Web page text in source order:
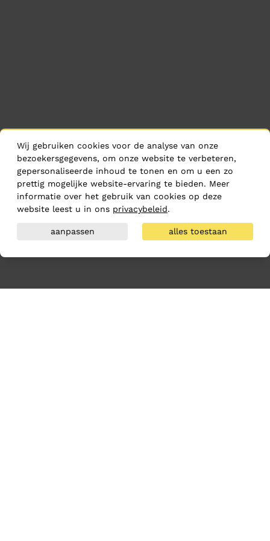
Wij gebruiken cookies voor de analyse van onze
bezoekersgegevens, om onze website te verbeteren,
gepersonaliseerde inhoud te tonen en om u een zo
prettig mogelijke website-ervaring te bieden. Meer
informatie over het gebruik van cookies op deze
website leest u in ons privacybeleid.
aanpassen alles toestaan